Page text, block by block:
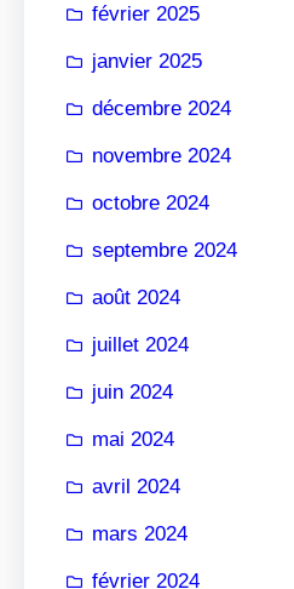
février 2025
janvier 2025
décembre 2024
novembre 2024
octobre 2024
septembre 2024
août 2024
juillet 2024
juin 2024
mai 2024
avril 2024
mars 2024
février 2024